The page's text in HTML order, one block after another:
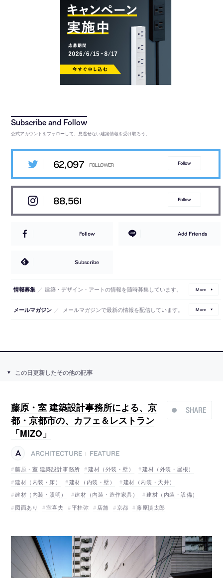
公式アカウントをフォローして、見逃せない建築情報を受け取ろう。
62,097 Follow
88,561 Follow
Follow Add Friends
Subscribe
情報募集 ／ 建築・デザイン・アートの情報を随時募集しています。 More
メールマガジン ／ メールマガジンで最新の情報を配信しています。 More
この日更新したその他の記事
SHARE
藤原・室 建築設計事務所による、京
都・京都市の、カフェ＆レストラン
「MIZO」
ARCHITECTURE
FEATURE
藤原・室 建築設計事務所
建材（外装・壁）
建材（外装・屋根）
建材（内装・床）
建材（内装・壁）
建材（内装・天井）
建材（内装・照明）
建材（内装・造作家具）
建材（内装・設備）
図面あり
室喜夫 平桂弥 店舗 京都 藤原慎太郎